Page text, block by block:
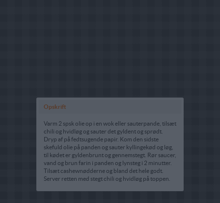
Opskrift
Varm 2 spsk olie op i en wok eller sauterpande, tilsæt
chili og hvidløg og sauter det gyldent og sprødt.
Dryp af på fedtsugende papir. Kom den sidste
skefuld olie på panden og sauter kyllingekød og løg,
til kødet er gyldenbrunt og gennemstegt. Rør saucer,
vand og brun farin i panden og lynsteg i 2 minutter.
Tilsæt cashewnødderne og bland det hele godt.
Server retten med stegt chili og hvidløg på toppen.